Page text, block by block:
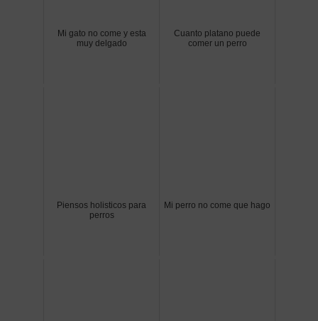
Mi gato no come y esta
muy delgado
Cuanto platano puede
comer un perro
Piensos holisticos para
perros
Mi perro no come que hago